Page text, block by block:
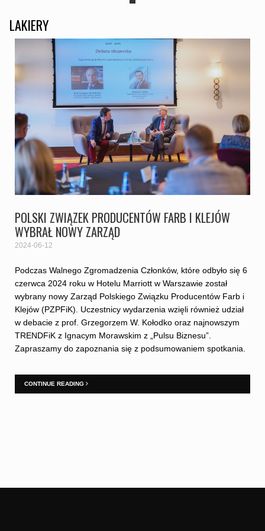
LAKIERY
POLSKI ZWIĄZEK PRODUCENTÓW FARB I KLEJÓW
WYBRAŁ NOWY ZARZĄD
2024-06-12
Podczas Walnego Zgromadzenia Członków, które odbyło się 6
czerwca 2024 roku w Hotelu Marriott w Warszawie został
wybrany nowy Zarząd Polskiego Związku Producentów Farb i
Klejów (PZPFiK). Uczestnicy wydarzenia wzięli również udział
w debacie z prof. Grzegorzem W. Kołodko oraz najnowszym
TRENDFiK z Ignacym Morawskim z „Pulsu Biznesu”.
Zapraszamy do zapoznania się z podsumowaniem spotkania.
CONTINUE READING